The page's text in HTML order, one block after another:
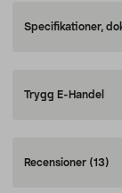
Specifikationer,
Trygg E-Handel
Recensioner (13)